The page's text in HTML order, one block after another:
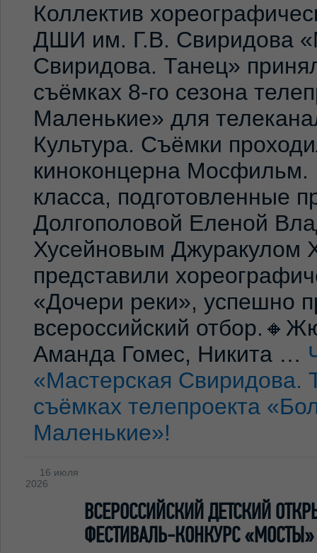
Коллектив
ДШИ им. Г.В. Свиридова
Свиридова. Танец»
съёмках 8-го сезона
Маленькие» для
Культура. Съёмки
киноконцерна Мосфильм.
класса, подготовленные
Долгополовой Еленой
Хусейновым Джуракулом
представили
«Дочери реки», успешно
всероссийский
Аманда Гомес, Никита …
«Мастерская Свиридова.
съёмках телепроекта
Маленькие»!
16 июля
2026
ВСЕРОССИЙСКИЙ ДЕТСКИЙ
ФЕСТИВАЛЬ-КОНКУРС «МОСТЫ»